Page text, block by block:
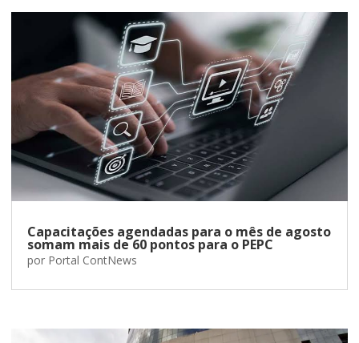
Capacitações agendadas para o mês de agosto
somam mais de 60 pontos para o PEPC
por Portal ContNews